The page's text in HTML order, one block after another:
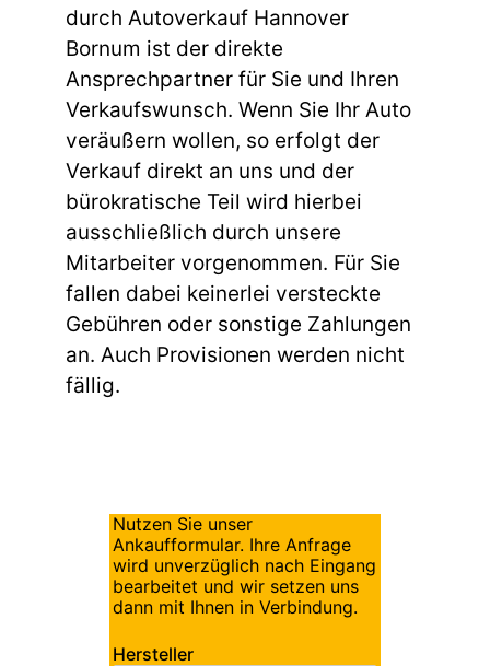
durch Autoverkauf Hannover
Bornum ist der direkte
Ansprechpartner für Sie und Ihren
Verkaufswunsch. Wenn Sie Ihr Auto
veräußern wollen, so erfolgt der
Verkauf direkt an uns und der
bürokratische Teil wird hierbei
ausschließlich durch unsere
Mitarbeiter vorgenommen. Für Sie
fallen dabei keinerlei versteckte
Gebühren oder sonstige Zahlungen
an. Auch Provisionen werden nicht
fällig.
Nutzen Sie unser
Ankaufformular. Ihre Anfrage
wird unverzüglich nach Eingang
bearbeitet und wir setzen uns
dann mit Ihnen in Verbindung.
Hersteller